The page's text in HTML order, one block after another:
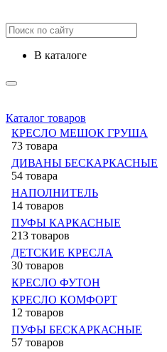
в каталоге
Каталог товаров
КРЕСЛО МЕШОК ГРУША
73 товара
ДИВАНЫ БЕСКАРКАСНЫЕ
54 товара
НАПОЛНИТЕЛЬ
14 товаров
ПУФЫ КАРКАСНЫЕ
213 товаров
ДЕТСКИЕ КРЕСЛА
30 товаров
КРЕСЛО ФУТОН
КРЕСЛО КОМФОРТ
12 товаров
ПУФЫ БЕСКАРКАСНЫЕ
57 товаров